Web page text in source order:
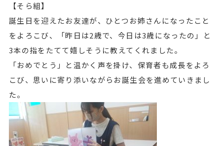
【そら組】
誕生日を迎えたお友達が、ひとつお姉さんになったこと
をよろこび、「昨日は2歳で、今日は3歳になったの」と
3本の指をたてて嬉しそうに教えてくれました。
「おめでとう」と温かく声を掛け、保育者も成長をよろ
こび、思いに寄り添いながらお誕生会を進めていきまし
た。